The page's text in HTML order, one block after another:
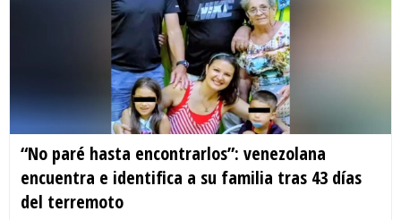
“No paré hasta encontrarlos”: venezolana
encuentra e identifica a su familia tras 43 días
del terremoto